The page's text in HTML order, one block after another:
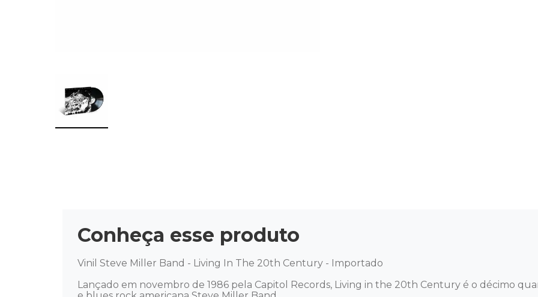
Conheça esse produto
Vinil Steve Miller Band - Living In The 20th Century - Importado
Lançado em novembro de 1986 pela Capitol Records, Living in the 20th Century é o décimo